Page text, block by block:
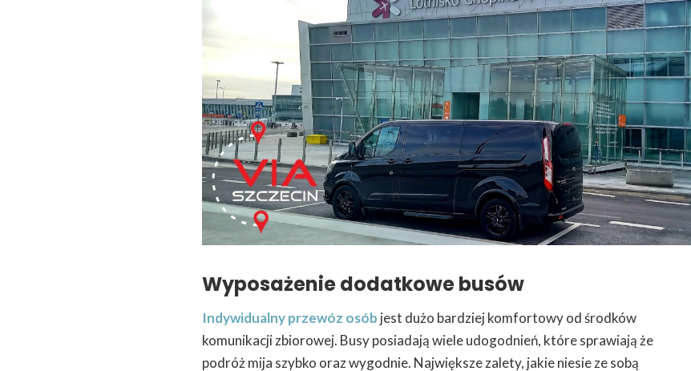
Wyposażenie dodatkowe busów
Indywidualny przewóz osób jest dużo bardziej komfortowy od środków
komunikacji zbiorowej. Busy posiadają wiele udogodnień, które sprawiają że
podróż mija szybko oraz wygodnie. Największe zalety, jakie niesie ze sobą